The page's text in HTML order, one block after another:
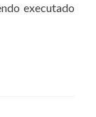
executado